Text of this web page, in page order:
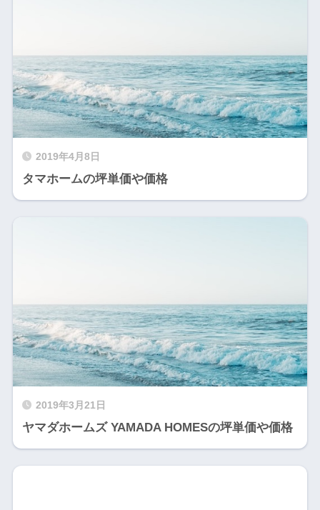
2019年4月8日
タマホームの坪単価や価格
2019年3月21日
ヤマダホームズ YAMADA HOMESの坪単価や価格